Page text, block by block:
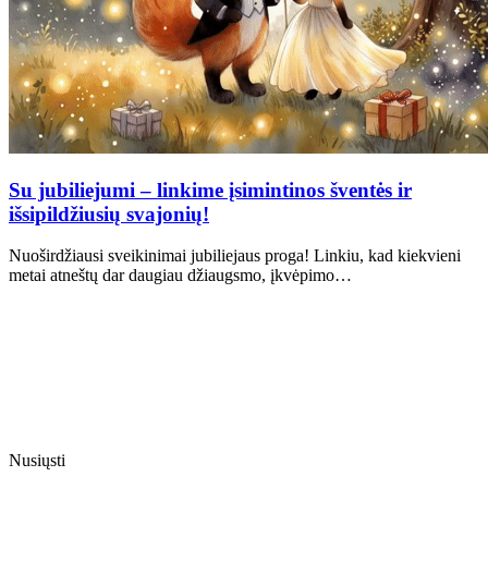
Su jubiliejumi – linkime įsimintinos šventės ir
išsipildžiusių svajonių!
Nuoširdžiausi sveikinimai jubiliejaus proga! Linkiu, kad kiekvieni
metai atneštų dar daugiau džiaugsmo, įkvėpimo…
Nusiųsti